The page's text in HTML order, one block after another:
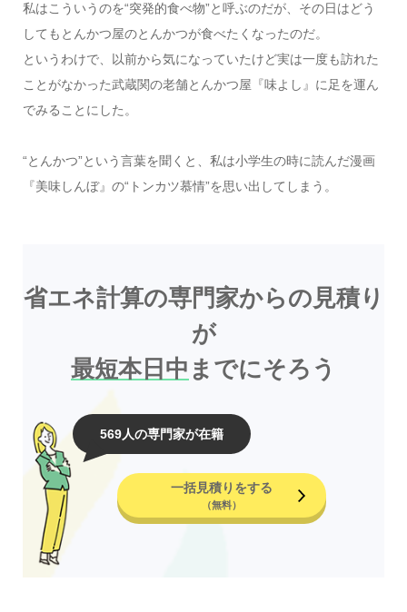
私はこういうのを“突発的食べ物”と呼ぶのだが、その日はどう
してもとんかつ屋のとんかつが食べたくなったのだ。
というわけで、以前から気になっていたけど実は一度も訪れた
ことがなかった武蔵関の老舗とんかつ屋『味よし』に足を運ん
でみることにした。
“とんかつ”という言葉を聞くと、私は小学生の時に読んだ漫画
『美味しんぼ』の“トンカツ慕情”を思い出してしまう。
省エネ計算の専門家からの見積り
が
最短本日中 までにそろう
569人の専門家が在籍
一括見積りをする
（無料）